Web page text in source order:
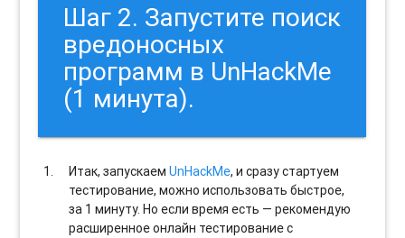
Шаг 2. Запустите поиск
вредоносных
программ в UnHackMe
(1 минута).
Итак, запускаемUnHackMe, и сразу стартуем
тестирование, можно использовать быстрое,
за 1 минуту. Но если время есть — рекомендую
расширенное онлайн тестирование с